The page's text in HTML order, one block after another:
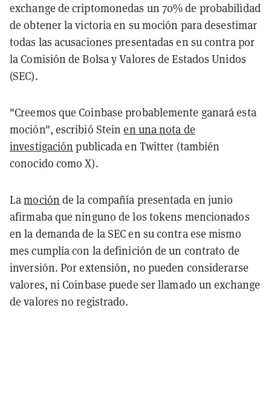
exchange de criptomonedas un 70% de probabilidad
de obtener la victoria en su moción para desestimar
todas las acusaciones presentadas en su contra por
la Comisión de Bolsa y Valores de Estados Unidos
(SEC).
"Creemos que Coinbase probablemente ganará esta
moción", escribió Steinen una nota de
investigación publicada en Twitter (también
conocido como X).
Lamoción de la compañía presentada en junio
afirmaba que ninguno de los tokens mencionados
en la demanda de la SEC en su contra ese mismo
mes cumplía con la definición de un contrato de
inversión. Por extensión, no pueden considerarse
valores, ni Coinbase puede ser llamado un exchange
de valores no registrado.